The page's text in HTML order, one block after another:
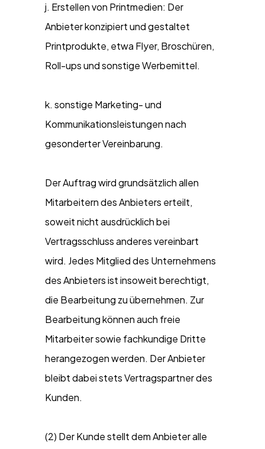
j. Erstellen von Printmedien: Der
Anbieter konzipiert und gestaltet
Printprodukte, etwa Flyer, Broschüren,
Roll-ups und sonstige Werbemittel.
k. sonstige Marketing- und
Kommunikationsleistungen nach
gesonderter Vereinbarung.
Der Auftrag wird grundsätzlich allen
Mitarbeitern des Anbieters erteilt,
soweit nicht ausdrücklich bei
Vertragsschluss anderes vereinbart
wird. Jedes Mitglied des Unternehmens
des Anbieters ist insoweit berechtigt,
die Bearbeitung zu übernehmen. Zur
Bearbeitung können auch freie
Mitarbeiter sowie fachkundige Dritte
herangezogen werden. Der Anbieter
bleibt dabei stets Vertragspartner des
Kunden.
(2) Der Kunde stellt dem Anbieter alle